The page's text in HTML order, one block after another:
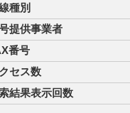
種別
提供事業者
番号
セス数
結果表示回数